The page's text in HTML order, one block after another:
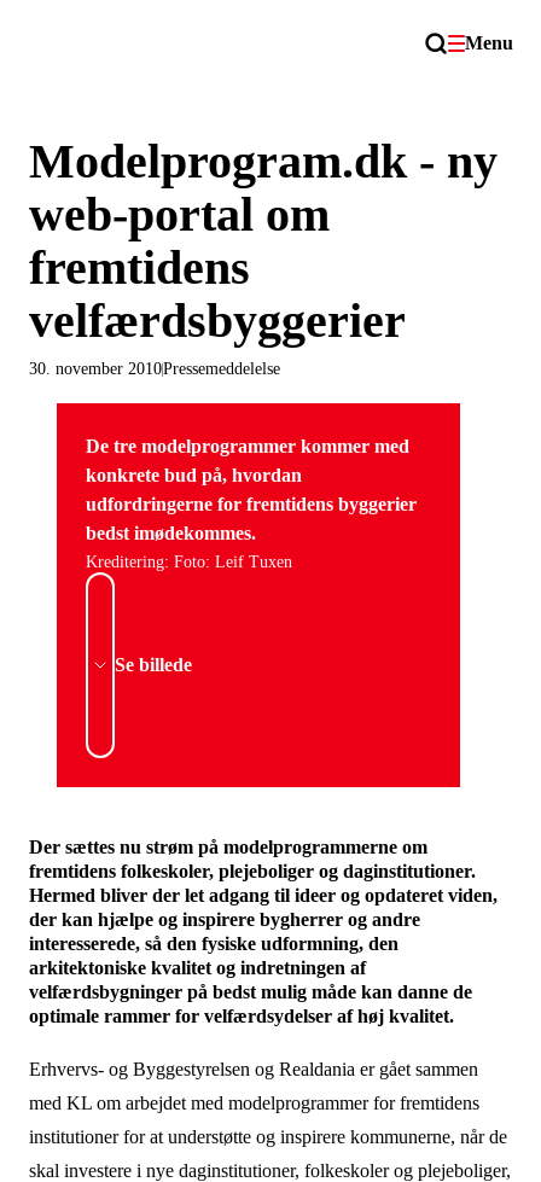
Menu
Modelprogram.dk - ny
web-portal om
fremtidens
velfærdsbyggerier
Pressemeddelelse
30. november 2010
De tre modelprogrammer kommer med
konkrete bud på, hvordan
udfordringerne for fremtidens byggerier
bedst imødekommes.
Kreditering: Foto: Leif Tuxen
Se billede
Der sættes nu strøm på modelprogrammerne om
fremtidens folkeskoler, plejeboliger og daginstitutioner.
Hermed bliver der let adgang til ideer og opdateret viden,
der kan hjælpe og inspirere bygherrer og andre
interesserede, så den fysiske udformning, den
arkitektoniske kvalitet og indretningen af
velfærdsbygninger på bedst mulig måde kan danne de
optimale rammer for velfærdsydelser af høj kvalitet.
Erhvervs- og Byggestyrelsen og Realdania er gået sammen
med KL om arbejdet med modelprogrammer for fremtidens
institutioner for at understøtte og inspirere kommunerne, når de
skal investere i nye daginstitutioner, folkeskoler og plejeboliger,